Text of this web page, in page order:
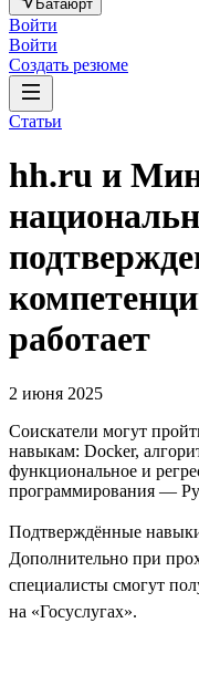
Батаюрт
Войти
Войти
Создать резюме
Статьи
hh.ru и
работает
2 июня 2025
Соискатели могут
навыкам: Docker,
функциональное и
программирования —
Подтверждённые
Дополнительно при
специалисты смогут
на «Госуслугах».